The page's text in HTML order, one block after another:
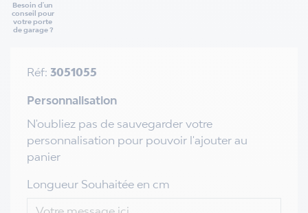
Besoin d'un
conseil pour
votre porte
de garage ?
Réf: 3051055
Personnalisation
N'oubliez pas de sauvegarder votre
personnalisation pour pouvoir l'ajouter au
panier
Longueur Souhaitée en cm